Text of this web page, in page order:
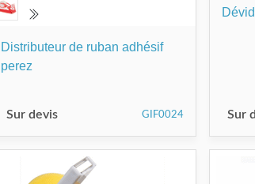
Distributeur de ruban adhésif
perez
Sur devis GIF0024 Sur